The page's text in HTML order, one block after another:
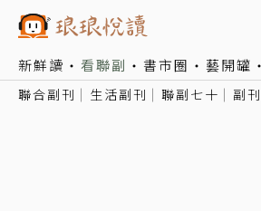
新鮮讀 看聯副 書市圈 藝開罐
聯合副刊 生活副刊 聯副七十 副